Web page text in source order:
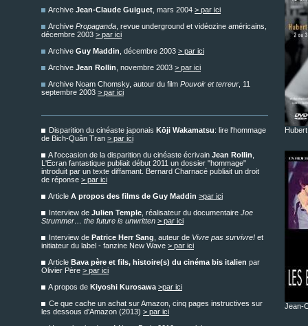
Archive Jean-Claude Guiguet , mars 2004 > par ici
Archive Propaganda , revue underground et vidéozine américains,
décembre 2003 > par ici
Archive Guy Maddin , décembre 2003 > par ici
Archive Jean Rollin , novembre 2003 > par ici
Archive Noam Chomsky, autour du film Pouvoir et terreur , 11
septembre 2003 > par ici
Disparition du cinéaste japonais Kōji Wakamatsu: lire l'hommage
de Bich-Quân Tran > par ici
A l'occasion de la disparition du cinéaste écrivain Jean Rollin
L'Ecran fantastique publiait début 2011 un dossier "hommage"
introduit par un texte diffamant. Bernard Charnacé publiait un droit
de réponse > par ici
Article A propos des films de Guy Maddin >par ici
Interview de Julien Temple , réalisateur du documentaire Joe
Strummer… the future is unwritten > par ici
Interview de Patrice Herr Sang , auteur de Vivre pas survivre! et
initiateur du label - fanzine New Wave > par ici
Article Bava père et fils, histoire(s) du cinéma bis italien par
Olivier Père > par ici
A propos de Kiyoshi Kurosawa >par ici
Ce que cache un achat sur Amazon, cinq pages instructives sur
les dessous d'Amazon (2013) > par ici
Jean-